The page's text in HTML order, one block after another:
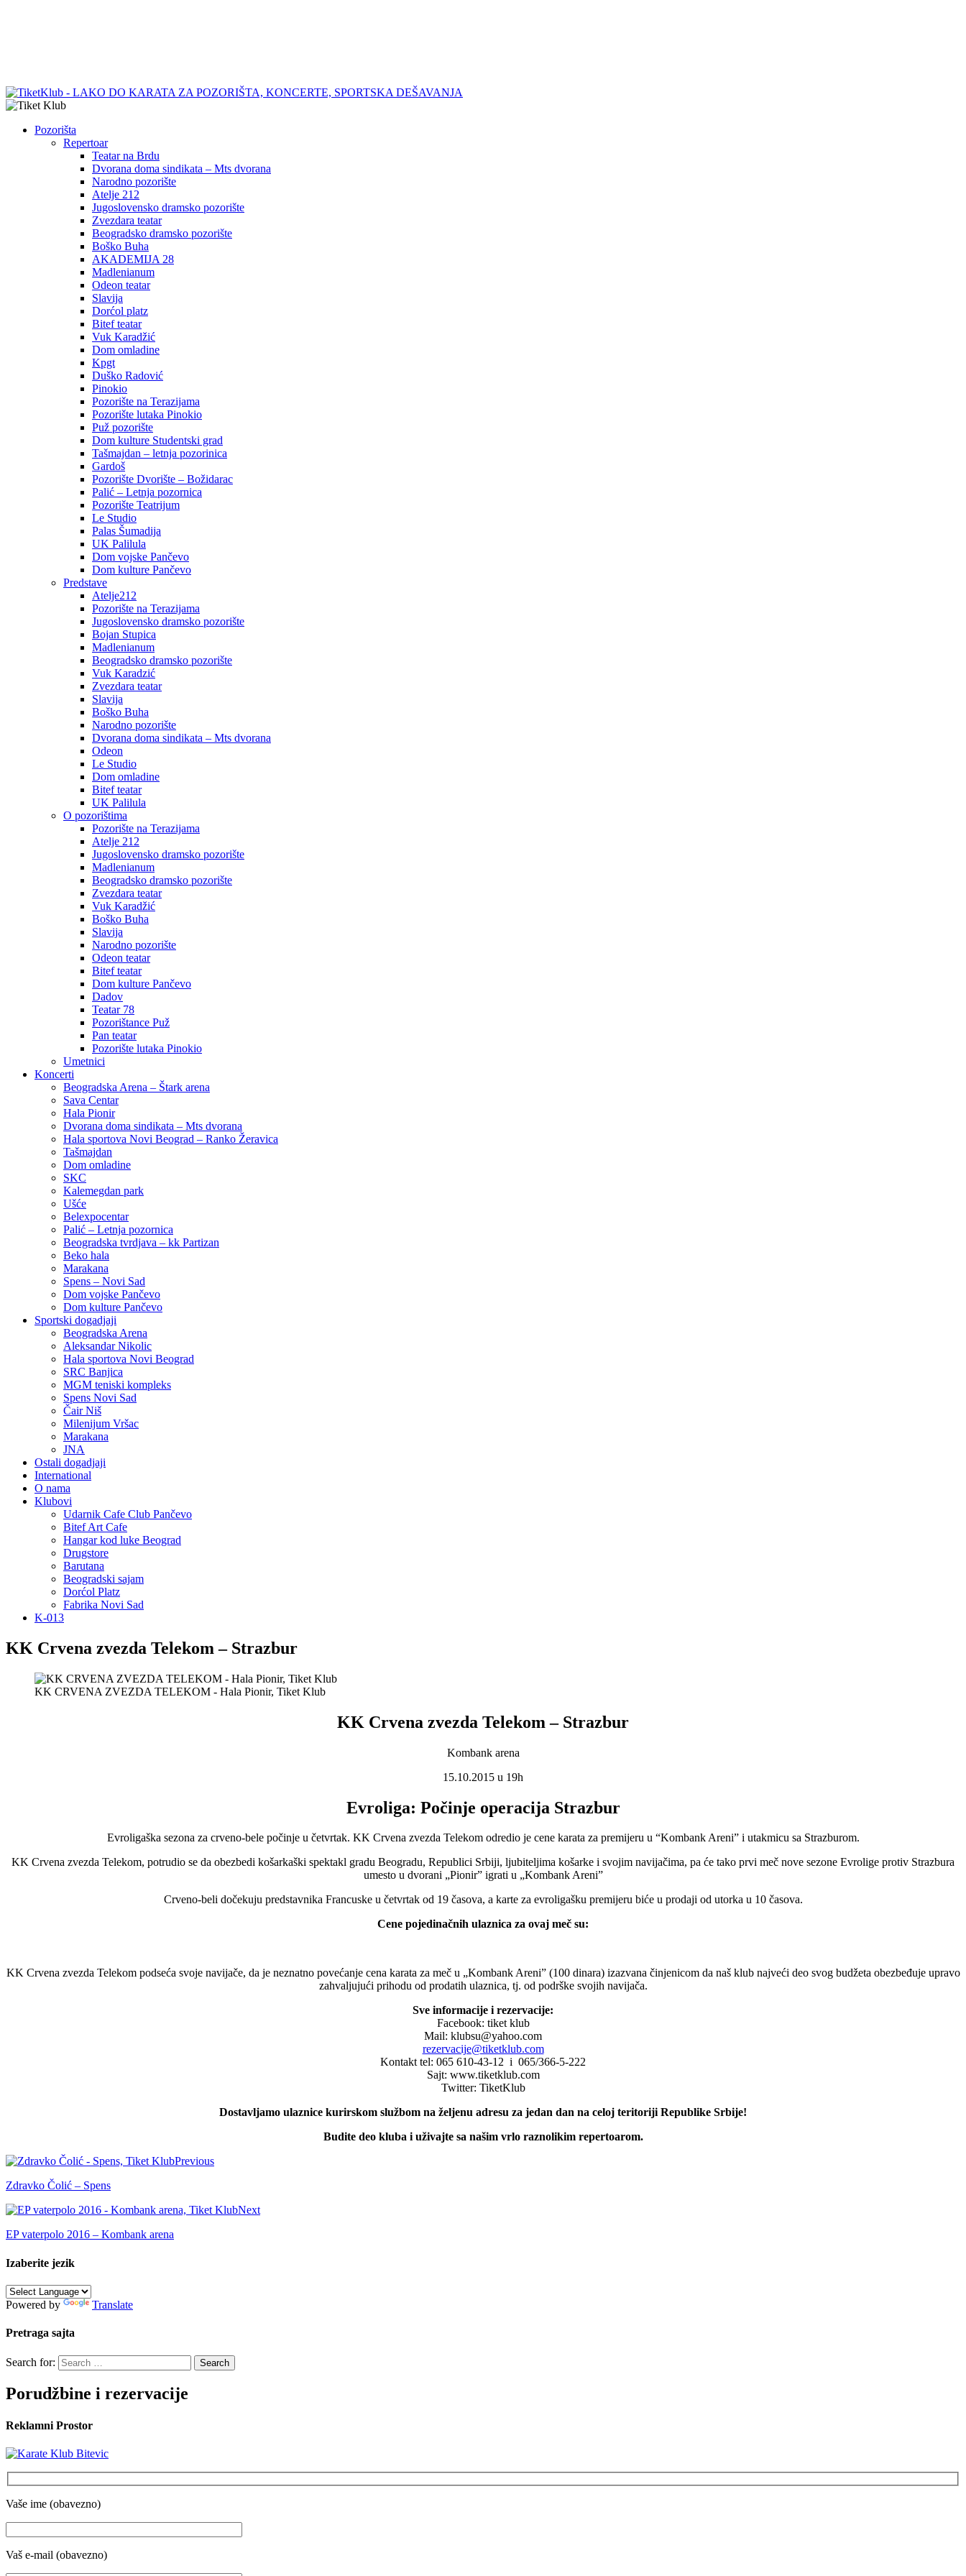
Pozorišta
Repertoar
Teatar na Brdu
Dvorana doma sindikata – Mts dvorana
Narodno pozorište
Atelje 212
Jugoslovensko dramsko pozorište
Zvezdara teatar
Beogradsko dramsko pozorište
Boško Buha
AKADEMIJA 28
Madlenianum
Odeon teatar
Slavija
Dorćol platz
Bitef teatar
Vuk Karadžić
Dom omladine
Kpgt
Duško Radović
Pinokio
Pozorište na Terazijama
Pozorište lutaka Pinokio
Puž pozorište
Dom kulture Studentski grad
Tašmajdan – letnja pozorinica
Gardoš
Pozorište Dvorište – Božidarac
Palić – Letnja pozornica
Pozorište Teatrijum
Le Studio
Palas Šumadija
UK Palilula
Dom vojske Pančevo
Dom kulture Pančevo
Predstave
Atelje212
Pozorište na Terazijama
Jugoslovensko dramsko pozorište
Bojan Stupica
Madlenianum
Beogradsko dramsko pozorište
Vuk Karadzić
Zvezdara teatar
Slavija
Boško Buha
Narodno pozorište
Dvorana doma sindikata – Mts dvorana
Odeon
Le Studio
Dom omladine
Bitef teatar
UK Palilula
O pozorištima
Pozorište na Terazijama
Atelje 212
Jugoslovensko dramsko pozorište
Madlenianum
Beogradsko dramsko pozorište
Zvezdara teatar
Vuk Karadžić
Boško Buha
Slavija
Narodno pozorište
Odeon teatar
Bitef teatar
Dom kulture Pančevo
Dadov
Teatar 78
Pozorištance Puž
Pan teatar
Pozorište lutaka Pinokio
Umetnici
Koncerti
Beogradska Arena – Štark arena
Sava Centar
Hala Pionir
Dvorana doma sindikata – Mts dvorana
Hala sportova Novi Beograd – Ranko Žeravica
Tašmajdan
Dom omladine
SKC
Kalemegdan park
Ušće
Belexpocentar
Palić – Letnja pozornica
Beogradska tvrdjava – kk Partizan
Beko hala
Marakana
Spens – Novi Sad
Dom vojske Pančevo
Dom kulture Pančevo
Sportski dogadjaji
Beogradska Arena
Aleksandar Nikolic
Hala sportova Novi Beograd
SRC Banjica
MGM teniski kompleks
Spens Novi Sad
Čair Niš
Milenijum Vršac
Marakana
JNA
Ostali dogadjaji
International
O nama
Klubovi
Udarnik Cafe Club Pančevo
Bitef Art Cafe
Hangar kod luke Beograd
Drugstore
Barutana
Beogradski sajam
Dorćol Platz
Fabrika Novi Sad
K-013
KK Crvena zvezda Telekom – Strazbur
KK CRVENA ZVEZDA TELEKOM - Hala Pionir, Tiket Klub
KK Crvena zvezda Telekom – Strazbur
Kombank arena
15.10.2015 u 19h
Evroliga: Počinje operacija Strazbur
Evroligaška sezona za crveno-bele počinje u četvrtak. KK Crvena zvezda Telekom odredio je cene karata za premijeru u “Kombank Areni” i utakmicu sa Strazburom.
KK Crvena zvezda Telekom, potrudio se da obezbedi košarkaški spektakl gradu Beogradu, Republici Srbiji, ljubiteljima košarke i svojim navijačima, pa će tako prvi meč nove sezone Evrolige protiv Strazbura
umesto u dvorani „Pionir” igrati u „Kombank Areni”
Crveno-beli dočekuju predstavnika Francuske u četvrtak od 19 časova, a karte za evroligašku premijeru biće u prodaji od utorka u 10 časova.
Cene pojedinačnih ulaznica za ovaj meč su:
KK Crvena zvezda Telekom podseća svoje navijače, da je neznatno povećanje cena karata za meč u „Kombank Areni” (100 dinara) izazvana činjenicom da naš klub najveći deo svog budžeta obezbeđuje upravo
zahvaljujući prihodu od prodatih ulaznica, tj. od podrške svojih navijača.
Sve informacije i rezervacije:
Facebook: tiket klub
Mail: klubsu@yahoo.com
rezervacije@tiketklub.com
Kontakt tel: 065 610-43-12 i 065/366-5-222
Sajt: www.tiketklub.com
Twitter: TiketKlub
Dostavljamo ulaznice kurirskom službom na željenu adresu za jedan dan na celoj teritoriji Republike Srbije!
Budite deo kluba i uživajte sa našim vrlo raznolikim repertoarom.
Previous
Zdravko Čolić – Spens
Next
EP vaterpolo 2016 – Kombank arena
Izaberite jezik
Powered by Translate
Pretraga sajta
Search for:
Porudžbine i rezervacije
Reklamni Prostor
Vaše ime (obavezno)
Vaš e-mail (obavezno)